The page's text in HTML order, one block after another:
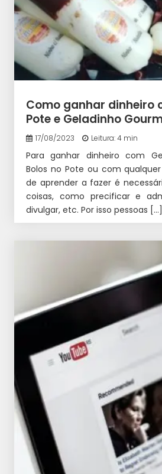
Como ganhar dinheiro
Pote e Geladinho
17/08/2023 Leitura: 4 min
Para ganhar dinheiro com
Bolos no Pote ou com
de aprender a fazer é
coisas, como precificar e
divulgar, etc. Por isso pessoas […]